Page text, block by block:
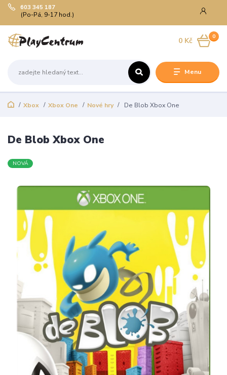
Menu
603 345 187
(Po-Pá, 9-17 hod.)
0
0 Kč
Xbox Xbox One Nové hry De Blob Xbox One
De Blob Xbox One
NOVÁ